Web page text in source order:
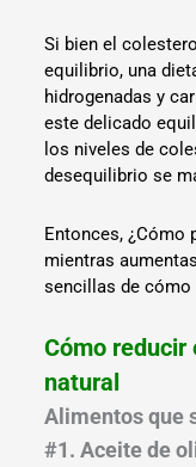
Si bien el
equilibrio, una
hidrogenadas y
este delicado
los niveles de
desequilibrio se
Entonces, ¿Cómo
mientras
sencillas de cómo
Cómo reducir
natural
Alimentos que
#1. Aceite de